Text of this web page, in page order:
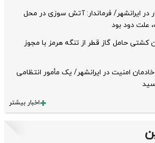
در ایرانشهر/ فرماندار: آتش سوزی در محل
علت دود بود
کشتی حامل گاز قطر از تنگه هرمز با مجوز
خادمان امنیت در ایرانشهر/ یک مأمور انتظامی
اخبار بیشتر